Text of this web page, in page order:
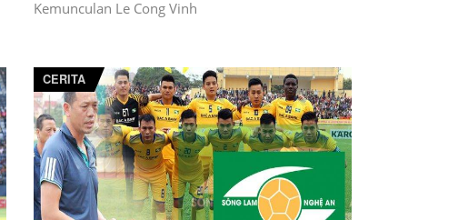
Kemunculan Le Cong Vinh
CERITA